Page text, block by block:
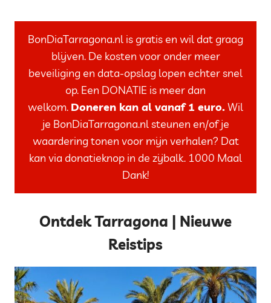
BonDiaTarragona.nl is gratis en wil dat graag
blijven. De kosten voor onder meer
beveiliging en data-opslag lopen echter snel
op. Een DONATIE is meer dan
welkom. Doneren kan al vanaf 1 euro.Wil
je BonDiaTarragona.nl steunen en/of je
waardering tonen voor mijn verhalen? Dat
kan via donatieknop in de zijbalk. 1000 Maal
Dank!
Ontdek Tarragona | Nieuwe
Reistips